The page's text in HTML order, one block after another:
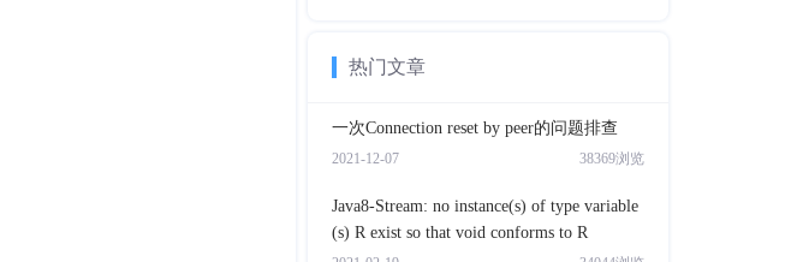
热门文章
一次Connection reset by peer的问题排查
2021-12-07 38369浏览
Java8-Stream: no instance(s) of type variable
(s) R exist so that void conforms to R